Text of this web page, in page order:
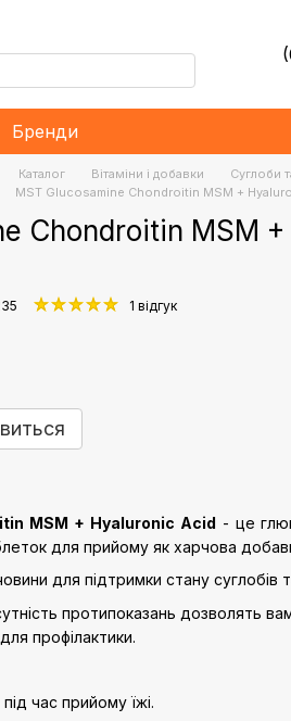
Бренди
Каталог Bітаміни і добавки Суглоби
MST Glucosamine Chondroitin MSM +
Chondroitin MSM
1 відгук
MSM + Hyaluronic Acid - це
для прийому як харчова
для підтримки стану суглобів
протипоказань дозволять
профілактики.
час прийому їжі.